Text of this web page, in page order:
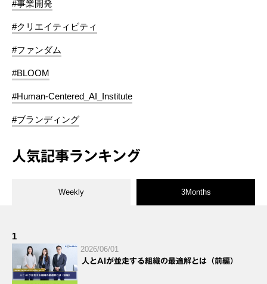
#事業開発
#クリエイティビティ
#ファンダム
#BLOOM
#Human-Centered_AI_Institute
#ブランディング
人気記事ランキング
Weekly 3Months
1
2026/06/01
人とAIが並走する組織の最適解とは（前編）